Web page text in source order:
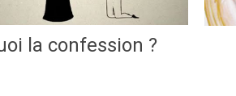
la confession ?